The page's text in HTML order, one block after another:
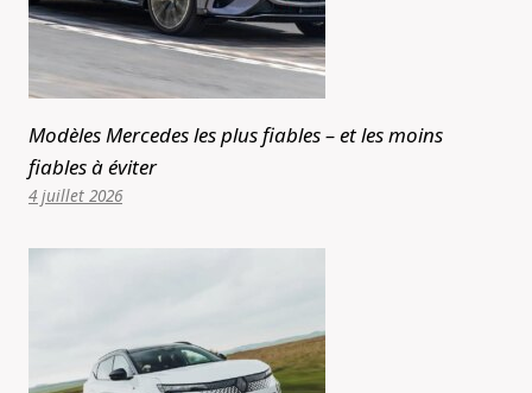
Modèles Mercedes les plus fiables – et les moins
fiables à éviter
4 juillet 2026